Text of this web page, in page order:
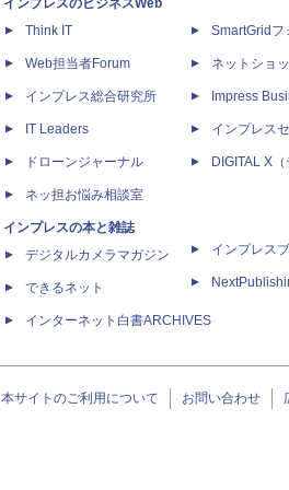
インプレスのビジネスWeb
Think IT
Web担当者Forum
インプレス総合研究所
IT Leaders
ドローンジャーナル
ネッ担お悩み相談室
インプレスの本と雑誌
デジタルカメラマガジン
できるネット
インターネット白書ARCHIVES
SmartGridフ
ネットショ
Impress
インプレス
DIGITAL X（
インプレス
本サイトのご利用について お問い合わせ